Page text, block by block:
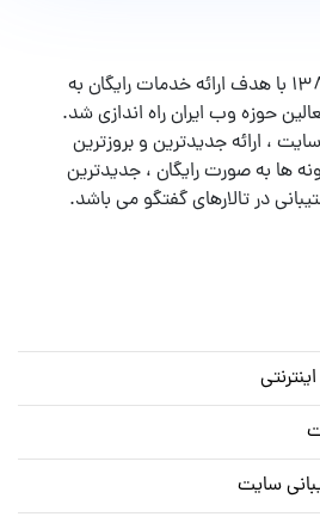
پرشین اسکریپت در سال ۱۳۸۶ با هدف ارائه خدمات رایگان به
حوزه وب ایران راه اندازی شد.
، ارائه جدیدترین و بروزترین
ها به صورت رایگان ، جدیدترین
در تالارهای گفتگو می باشد.
سایت